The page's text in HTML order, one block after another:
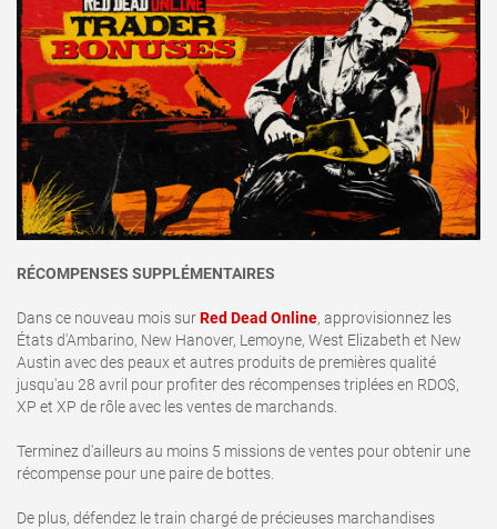
RÉCOMPENSES SUPPLÉMENTAIRES
Dans ce nouveau mois surRed Dead Online, approvisionnez les
États d'Ambarino, New Hanover, Lemoyne, West Elizabeth et New
Austin avec des peaux et autres produits de premières qualité
jusqu'au 28 avril pour profiter des récompenses triplées en RDO$,
XP et XP de rôle avec les ventes de marchands.
Terminez d'ailleurs au moins 5 missions de ventes pour obtenir une
récompense pour une paire de bottes.
De plus, défendez le train chargé de précieuses marchandises